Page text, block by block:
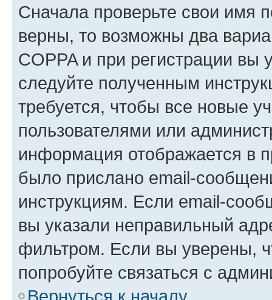
Сначала проверьте свои имя
верны, то возможны два
COPPA и при регистрации вы
следуйте полученным
требуется, чтобы все новые
пользователями или
информация отображается в
было прислано email-
инструкциям. Если email-
вы указали неправильный
фильтром. Если вы уверены,
попробуйте связаться с
Вернуться к началу